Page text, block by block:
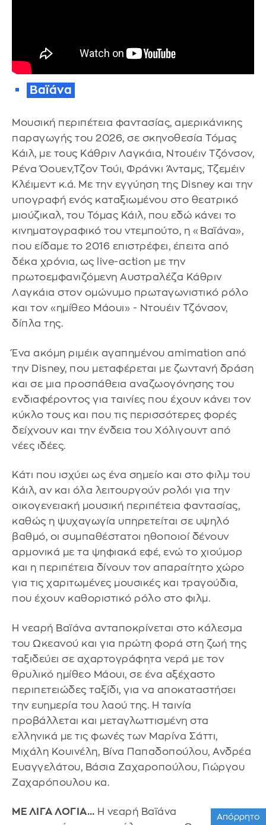
Βαϊάνα
Μουσική περιπέτεια φαντασίας, αμερικάνικης
παραγωγής του 2026, σε σκηνοθεσία Τόμας
Κάιλ, με τους Κάθριν Λαγκάια, Ντουέιν Τζόνσον,
Ρένα Όουεν,Τζον Τούι, Φράνκι Άνταμς, Τζεμέιν
Κλέιμεντ κ.ά. Με την εγγύηση της Disney και την
υπογραφή ενός καταξιωμένου στο θεατρικό
μιούζικαλ, του Τόμας Κάιλ, που εδώ κάνει το
κινηματογραφικό του ντεμπούτο, η «Βαϊάνα»,
που είδαμε το 2016 επιστρέφει, έπειτα από
δέκα χρόνια, ως live-action με την
πρωτοεμφανιζόμενη Αυστραλέζα Κάθριν
Λαγκάια στον ομώνυμο πρωταγωνιστικό ρόλο
και τον «ημίθεο Μάουι» - Ντουέιν Τζόνσον,
δίπλα της.
Ένα ακόμη ριμέικ αγαπημένου amimation από
την Disney, που μεταφέρεται με ζωντανή δράση
και σε μια προσπάθεια αναζωογόνησης του
ενδιαφέροντος για ταινίες που έχουν κάνει τον
κύκλο τους και που τις περισσότερες φορές
δείχνουν και την ένδεια του Χόλιγουντ από
νέες ιδέες.
Κάτι που ισχύει ως ένα σημείο και στο φιλμ του
Κάιλ, αν και όλα λειτουργούν ρολόι για την
οικογενειακή μουσική περιπέτεια φαντασίας,
καθώς η ψυχαγωγία υπηρετείται σε υψηλό
βαθμό, οι συμπαθέστατοι ηθοποιοί δένουν
αρμονικά με τα ψηφιακά εφέ, ενώ το χιούμορ
και η περιπέτεια δίνουν τον απαραίτητο χώρο
για τις χαριτωμένες μουσικές και τραγούδια,
που έχουν καθοριστικό ρόλο στο φιλμ.
Η νεαρή Βαϊάνα ανταποκρίνεται στο κάλεσμα
του Ωκεανού και για πρώτη φορά στη ζωή της
ταξιδεύει σε αχαρτογράφητα νερά με τον
θρυλικό ημίθεο Μάουι, σε ένα αξέχαστο
περιπετειώδες ταξίδι, για να αποκαταστήσει
την ευημερία του λαού της. Η ταινία
προβάλλεται και μεταγλωττισμένη στα
ελληνικά με τις φωνές των Μαρίνα Σάττι,
Μιχάλη Κουινέλη, Βίνα Παπαδοπούλου, Ανδρέα
Ευαγγελάτου, Βάσια Ζαχαροπούλου, Γιώργου
Ζαχαρόπουλου κα.
ΜΕ ΛΙΓΑ ΛΟΓΙΑ… Η νεαρή Βαϊάνα
Απόρρητο